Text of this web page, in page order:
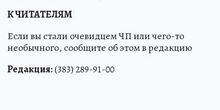
К ЧИТАТЕЛЯМ
Если вы стали очевидцем ЧП или чего-то
необычного, сообщите об этом в редакцию
Редакция:(383) 289-91-00